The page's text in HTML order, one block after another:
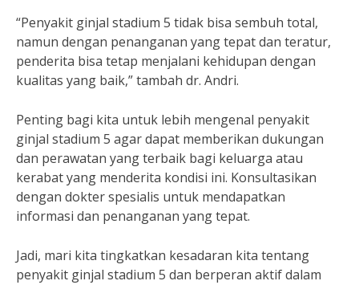
“Penyakit ginjal stadium 5 tidak bisa sembuh total,
namun dengan penanganan yang tepat dan teratur,
penderita bisa tetap menjalani kehidupan dengan
kualitas yang baik,” tambah dr. Andri.
Penting bagi kita untuk lebih mengenal penyakit
ginjal stadium 5 agar dapat memberikan dukungan
dan perawatan yang terbaik bagi keluarga atau
kerabat yang menderita kondisi ini. Konsultasikan
dengan dokter spesialis untuk mendapatkan
informasi dan penanganan yang tepat.
Jadi, mari kita tingkatkan kesadaran kita tentang
penyakit ginjal stadium 5 dan berperan aktif dalam